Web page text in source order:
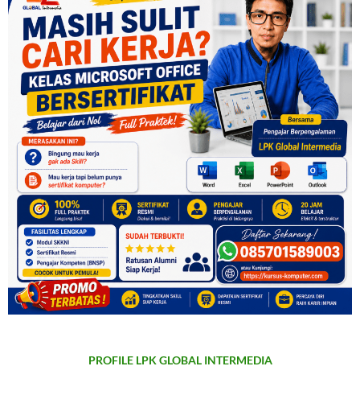
PROFILE LPK GLOBAL INTERMEDIA